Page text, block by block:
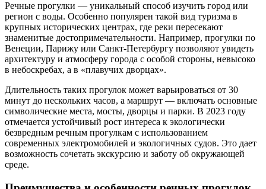
Речные прогулки — уникальный способ изучить город или
регион с воды. Особенно популярен такой вид туризма в
крупных исторических центрах, где реки пересекают
знаменитые достопримечательности. Например, прогулки по
Венеции, Парижу или Санкт-Петербургу позволяют увидеть
архитектуру и атмосферу города с особой стороны, невысоко
в небоскребах, а в «плавучих дворцах».
Длительность таких прогулок может варьироваться от 30
минут до нескольких часов, а маршрут — включать основные
символические места, мосты, дворцы и парки. В 2023 году
отмечается устойчивый рост интереса к экологически
безвредным речным прогулкам с использованием
современных электромобилей и экологичных судов. Это дает
возможность сочетать экскурсию и заботу об окружающей
среде.